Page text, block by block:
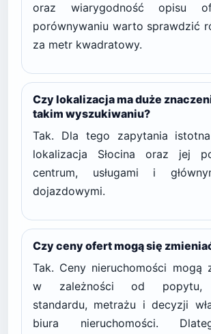
oraz wiarygodność opisu
porównywaniu warto sprawdzić
za metr kwadratowy.
Czy lokalizacja ma duże
takim wyszukiwaniu?
Tak. Dla tego zapytania
lokalizacja Słocina oraz jej
centrum, usługami i
dojazdowymi.
Czy ceny ofert mogą się
Tak. Ceny nieruchomości mogą
w zależności od popytu,
standardu, metrażu i decyzji
biura nieruchomości.